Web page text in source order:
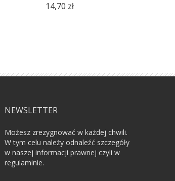
14,70 zł
NEWSLETTER
Możesz zrezygnować w każdej chwili.
W tym celu należy odnaleźć szczegóły
w naszej informacji prawnej czyli w
regulaminie.